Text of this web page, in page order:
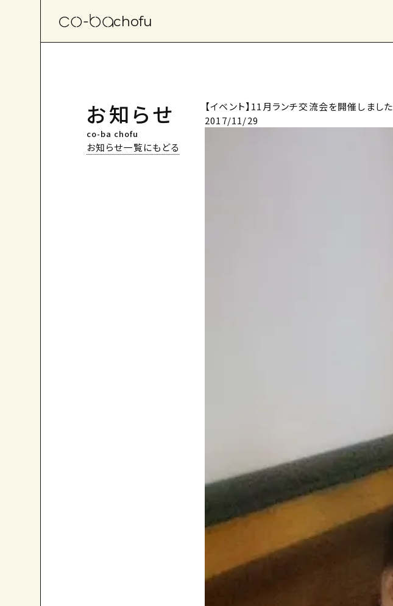
chofu
お知らせ
co-ba chofu
お知らせ一覧にもどる
【イベント】11月ランチ交流会を開催しました
2017/11/29